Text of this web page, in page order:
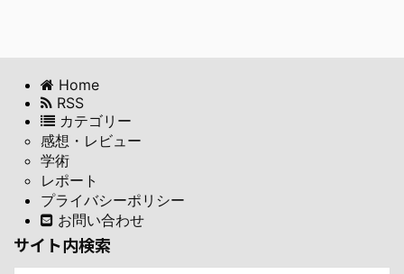
Home
RSS
カテゴリー
感想・レビュー
学術
レポート
プライバシーポリシー
お問い合わせ
サイト内検索